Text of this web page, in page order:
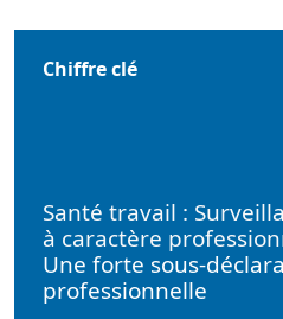
Chiffre clé
Santé travail :
à caractère
Une forte sous-
professionnelle